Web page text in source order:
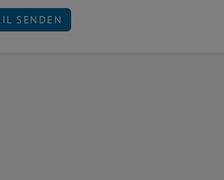
AN THOMAS BEDNAR SENDEN
SENDEN